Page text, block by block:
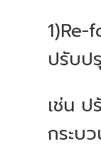
1)Re-
ปรับป
เช่น ป
กระบ